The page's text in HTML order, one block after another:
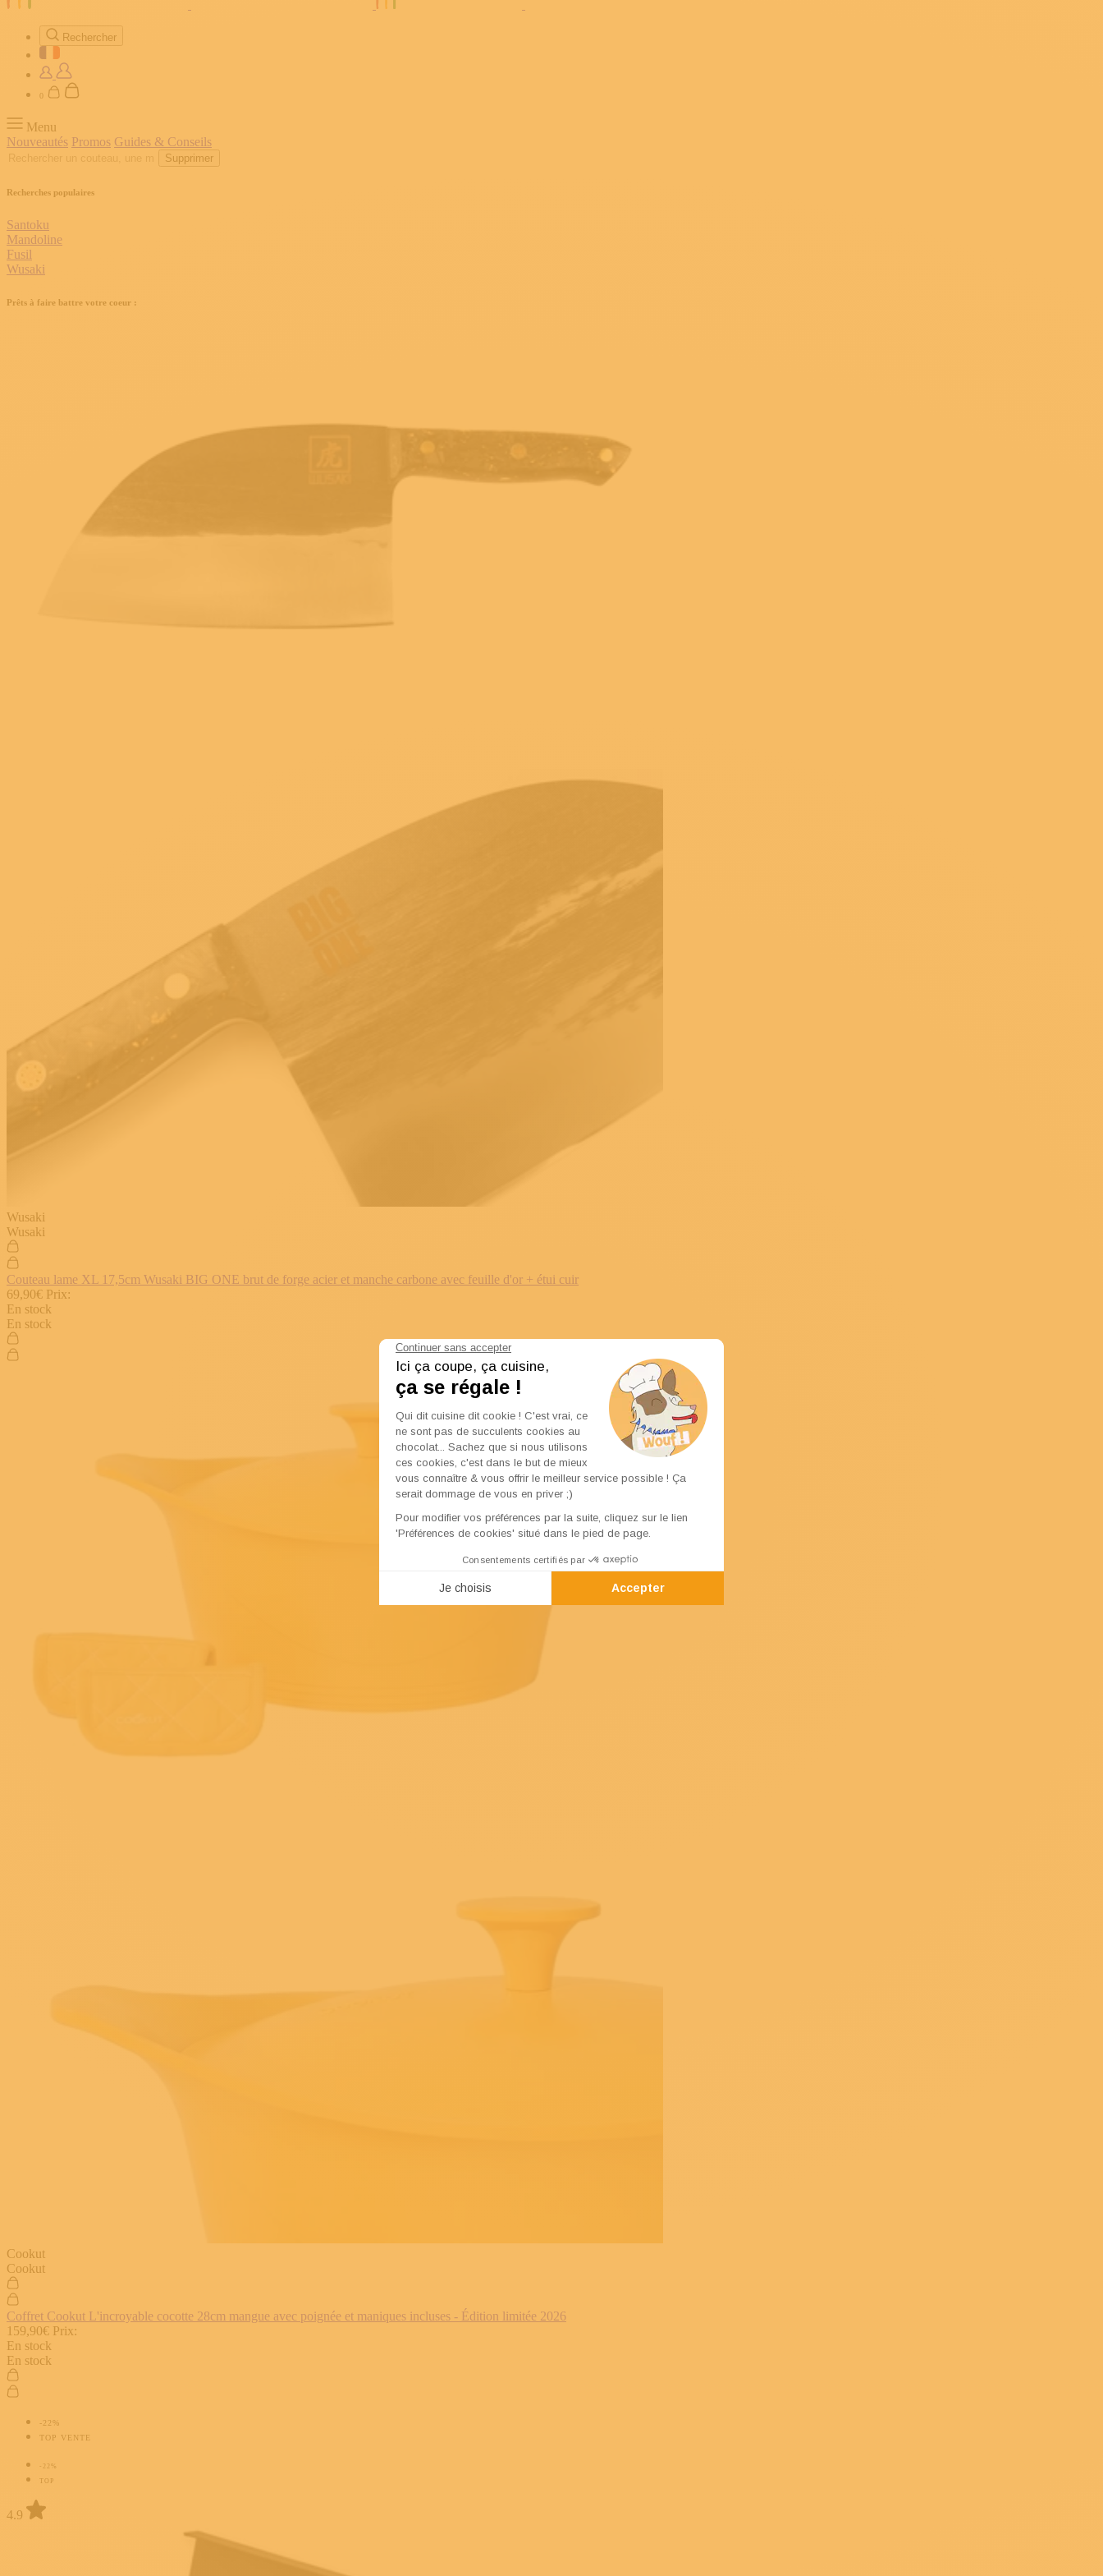
Rechercher
0
Menu
Nouveautés Promos Guides & Conseils
Supprimer
Recherches populaires
Santoku
Mandoline
Fusil
Wusaki
Prêts à faire battre votre coeur :
Wusaki
Wusaki
Couteau lame XL 17,5cm Wusaki BIG ONE brut de forge acier et manche carbone avec feuille d'or + étui cuir
69,90€ Prix:
En stock
En stock
Cookut
Cookut
Coffret Cookut L'incroyable cocotte 28cm mangue avec poignée et maniques incluses - Édition limitée 2026
159,90€ Prix:
En stock
En stock
-22%
TOP VENTE
-22%
TOP
4.9